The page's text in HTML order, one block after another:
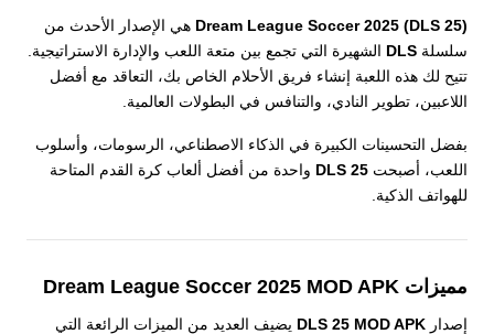
Dream League Soccer 2025 (DLS 25) هي الإصدار الأحدث من
سلسلة DLS الشهيرة التي تجمع بين متعة اللعب والإدارة الاستراتيجية.
تتيح لك هذه اللعبة إنشاء فريق الأحلام الخاص بك، التعاقد مع أفضل
اللاعبين، تطوير النادي، والتنافس في البطولات العالمية.
بفضل التحسينات الكبيرة في الذكاء الاصطناعي، الرسومات، وأسلوب
اللعب، أصبحت DLS 25 واحدة من أفضل ألعاب كرة القدم المتاحة
للهواتف الذكية.
مميزات Dream League Soccer 2025 MOD APK
إصدار DLS 25 MOD APK يضيف العديد من الميزات الرائعة التي